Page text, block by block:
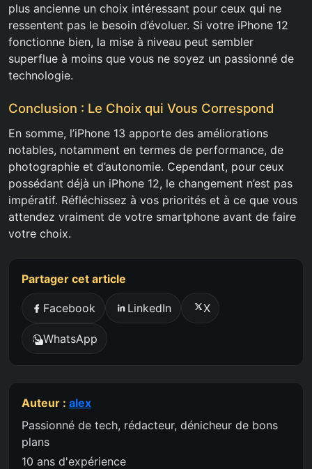
plus ancienne un choix intéressant pour ceux qui ne
ressentent pas le besoin d’évoluer. Si votre iPhone 12
fonctionne bien, la mise à niveau peut sembler
superflue à moins que vous ne soyez un passionné de
technologie.
Conclusion : Le Choix qui Vous Correspond
En somme, l’iPhone 13 apporte des améliorations
notables, notamment en termes de performance, de
photographie et d’autonomie. Cependant, pour ceux
possédant déjà un iPhone 12, le changement n’est pas
impératif. Réfléchissez à vos priorités et à ce que vous
attendez vraiment de votre smartphone avant de faire
votre choix.
Partager cet article
Facebook LinkedIn X
WhatsApp
Auteur : alex
Passionné de tech, rédacteur, dénicheur de bons
plans
10 ans d'expérience